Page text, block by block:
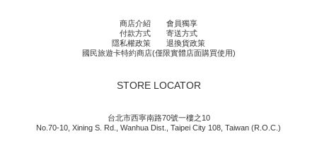
商店介紹
會員獨享
付款方式
寄送方式
隱私權政策
退換貨政策
國民旅遊卡特約商店(僅限實體店面購買使用)
STORE LOCATOR
台北市西寧南路70號一樓之10
No.70-10, Xining S. Rd., Wanhua Dist., Taipei City 108, Taiwan (R.O.C.)